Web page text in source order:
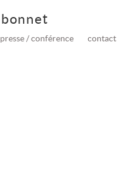
bonnet
presse / conférence contact